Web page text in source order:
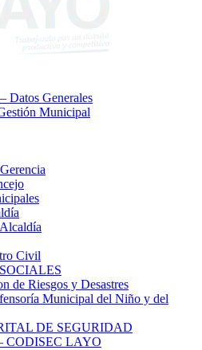
Datos Generales
Municipal
Civil
de Riesgos y Desastres
Municipal del Niño y del
DE SEGURIDAD
CODISEC LAYO